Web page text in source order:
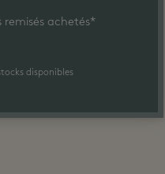
achetés*
disponibles